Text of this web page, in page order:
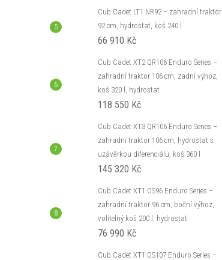
Cub Cadet LT1 NR92 – zahradní traktor
92 cm, hydrostat, koš 240 l
66 910 Kč
Cub Cadet XT2 QR106 Enduro Series –
zahradní traktor 106 cm, zadní výhoz,
koš 320 l, hydrostat
118 550 Kč
Cub Cadet XT3 QR106 Enduro Series –
zahradní traktor 106 cm, hydrostat s
uzávěrkou diferenciálu, koš 360 l
145 320 Kč
Cub Cadet XT1 OS96 Enduro Series –
zahradní traktor 96 cm, boční výhoz,
volitelný koš 200 l, hydrostat
76 990 Kč
Cub Cadet XT1 OS107 Enduro Series –